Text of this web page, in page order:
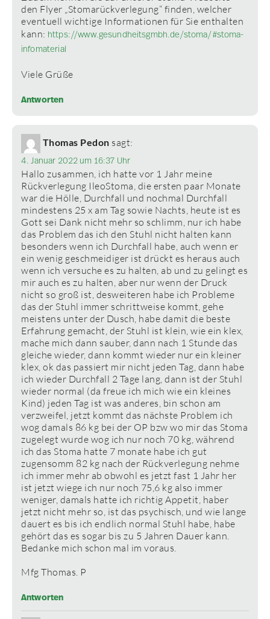
den Flyer „Stomarückverlegung“ finden, welcher
eventuell wichtige Informationen für Sie enthalten
kann: https://www.gesundheitsgmbh.de/stoma/#stoma-
infomaterial
Viele Grüße
Antworten
Thomas Pedon sagt:
4. Januar 2022 um 16:37 Uhr
Hallo zusammen, ich hatte vor 1 Jahr meine
Rückverlegung IleoStoma, die ersten paar Monate
war die Hölle, Durchfall und nochmal Durchfall
mindestens 25 x am Tag sowie Nachts, heute ist es
Gott sei Dank nicht mehr so schlimm, nur ich habe
das Problem das ich den Stuhl nicht halten kann
besonders wenn ich Durchfall habe, auch wenn er
ein wenig geschmeidiger ist drückt es heraus auch
wenn ich versuche es zu halten, ab und zu gelingt es
mir auch es zu halten, aber nur wenn der Druck
nicht so groß ist, desweiteren habe ich Probleme
das der Stuhl immer schrittweise kommt, gehe
meistens unter der Dusch, habe damit die beste
Erfahrung gemacht, der Stuhl ist klein, wie ein klex,
mache mich dann sauber, dann nach 1 Stunde das
gleiche wieder, dann kommt wieder nur ein kleiner
klex, ok das passiert mir nicht jeden Tag, dann habe
ich wieder Durchfall 2 Tage lang, dann ist der Stuhl
wieder normal (da freue ich mich wie ein kleines
Kind) jeden Tag ist was anderes, bin schon am
verzweifel, jetzt kommt das nächste Problem ich
wog damals 86 kg bei der OP bzw wo mir das Stoma
zugelegt wurde wog ich nur noch 70 kg, während
ich das Stoma hatte 7 monate habe ich gut
zugensomm 82 kg nach der Rückverlegung nehme
ich immer mehr ab obwohl es jetzt fast 1 Jahr her
ist jetzt wiege ich nur noch 75,6 kg also immer
weniger, damals hatte ich richtig Appetit, haber
jetzt nicht mehr so, ist das psychisch, und wie lange
dauert es bis ich endlich normal Stuhl habe, habe
gehört das es sogar bis zu 5 Jahren Dauer kann.
Bedanke mich schon mal im voraus.
Mfg Thomas. P
Antworten